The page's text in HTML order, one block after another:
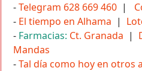
-Telegram 628 669 460 |
- El tiempo en Alhama |
- Farmacias: Ct. Granada |
Mandas
-Tal día como hoy en otros